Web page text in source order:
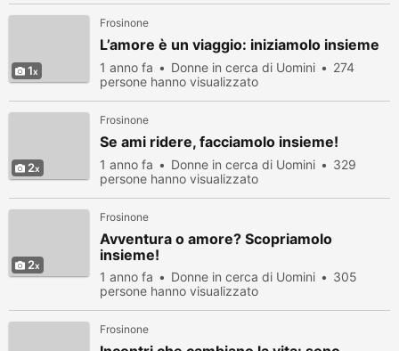
1
Frosinone
L’amore è un viaggio: iniziamolo insieme
1 anno fa Donne in cerca di Uomini
274
persone hanno visualizzato
2
Frosinone
Se ami ridere, facciamolo insieme!
1 anno fa Donne in cerca di Uomini
329
persone hanno visualizzato
2
Frosinone
Avventura o amore? Scopriamolo
insieme!
1 anno fa Donne in cerca di Uomini
305
persone hanno visualizzato
Frosinone